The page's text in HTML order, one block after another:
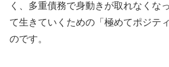
く、多重債務で身動きが取れなくな
て生きていくための「極めてポジテ
のです。